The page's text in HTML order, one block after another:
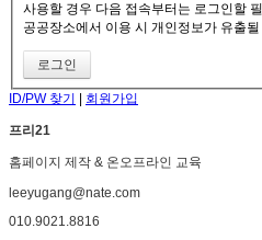
사용할 경우 다음 접속부터는 로그인할
공공장소에서 이용 시 개인정보가 유출
ID/PW 찾기 | 회원가입
프리21
홈페이지 제작 & 온오프라인 교육
leeyugang@nate.com
010.9021.8816